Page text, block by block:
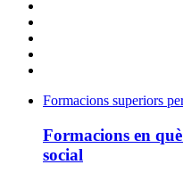
Formacions superiors
Formacions en
social